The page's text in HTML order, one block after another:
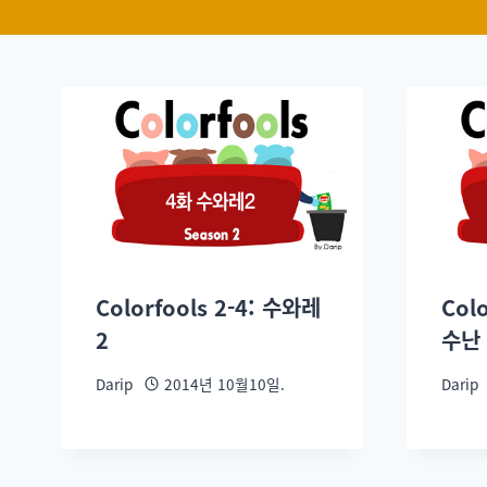
Colorfools 2-4: 수와레
2
Darip 2014년 10월10일.
수난
Darip